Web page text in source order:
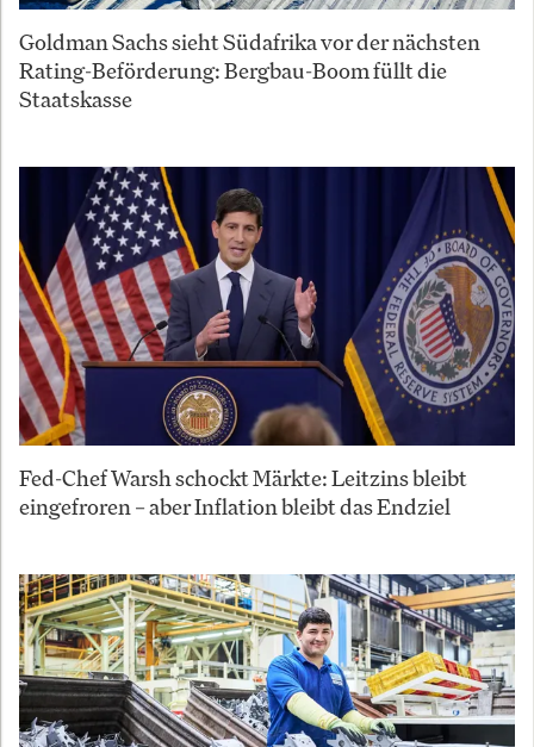
Goldman Sachs sieht Südafrika vor der nächsten
Rating-Beförderung: Bergbau-Boom füllt die
Staatskasse
Fed-Chef Warsh schockt Märkte: Leitzins bleibt
eingefroren – aber Inflation bleibt das Endziel